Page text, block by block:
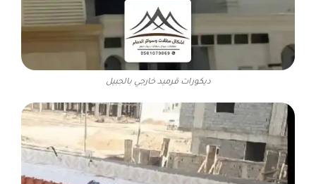
ديكورات قرميد خارجي بالجبيل